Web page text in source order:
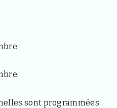
sont programmées